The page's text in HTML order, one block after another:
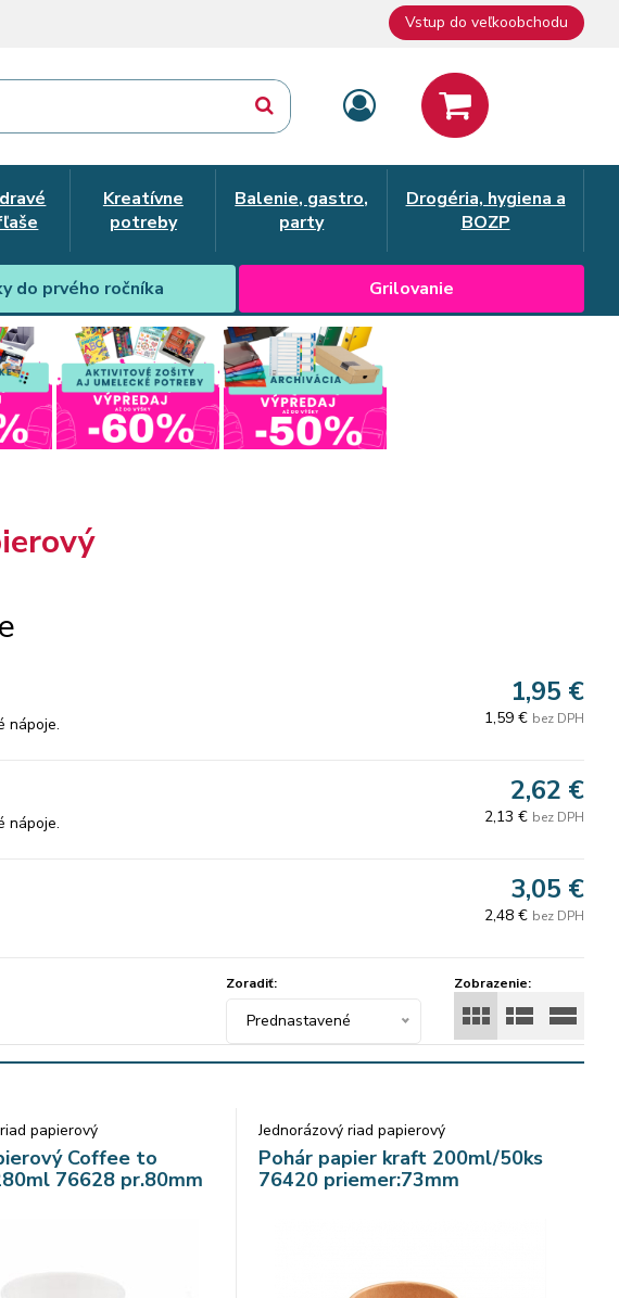
Vstup do veľkoobchodu
Kreatívne
potreby
Balenie, gastro,
party
Drogéria, hygiena a
BOZP
do prvého ročníka Grilovanie
nápoje.
1,95 €
1,59 € bez DPH
nápoje.
2,62 €
2,13 € bez DPH
3,05 €
2,48 € bez DPH
Zobrazenie:
Zoradiť:
Prednastavené
papierový
Coffee to
76628 pr.80mm
Jednorázový riad papierový
Pohár papier kraft 200ml/50ks
76420 priemer:73mm